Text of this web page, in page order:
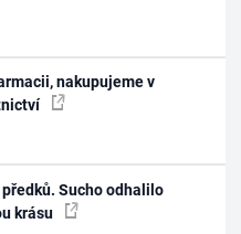
nakupujeme v
Sucho odhalilo
krásu